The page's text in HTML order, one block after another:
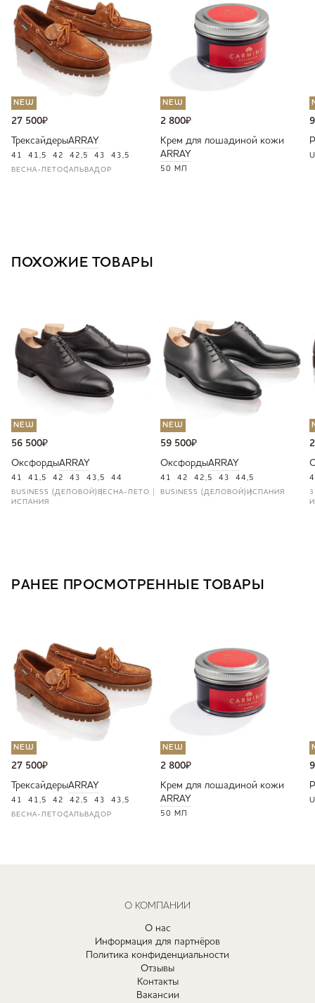
NEW
27 500₽
ТрексайдерыARRAY
41 41,5 42 42,5 43 43,5
ВЕСНА-ЛЕТОСАЛЬВАДОР
NEW
2 800₽
Крем для лошадиной кожи
ARRAY
50 МЛ
ПОХОЖИЕ ТОВАРЫ
NEW
56 500₽
ОксфордыARRAY
41 41,5 42 43 43,5 44
BUSINESS (ДЕЛОВОЙ) ВЕСНА-ЛЕТО
ИСПАНИЯ
NEW
59 500₽
ОксфордыARRAY
41 42 42,5 43 44,5
BUSINESS (ДЕЛОВОЙ) ИСПАНИЯ
РАНЕЕ ПРОСМОТРЕННЫЕ ТОВАРЫ
NEW
27 500₽
ТрексайдерыARRAY
41 41,5 42 42,5 43 43,5
ВЕСНА-ЛЕТОСАЛЬВАДОР
NEW
2 800₽
Крем для лошадиной кожи
ARRAY
50 МЛ
О КОМПАНИИ
О нас
Информация для партнёров
Политика конфиденциальности
Отзывы
Контакты
Вакансии